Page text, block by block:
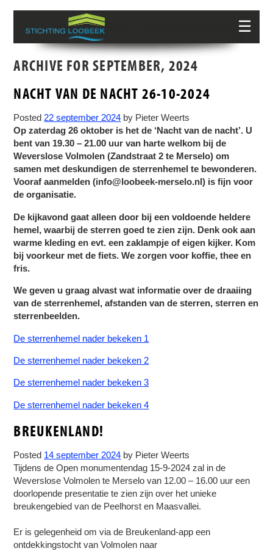
☰
ARCHIVE FOR SEPTEMBER, 2024
NACHT VAN DE NACHT 26-10-2024
Posted22 september 2024 by Pieter Weerts
Op zaterdag 26 oktober is het de ‘Nacht van de nacht’. U
bent van 19.30 – 21.00 uur van harte welkom bij de
Weverslose Volmolen (Zandstraat 2 te Merselo) om
samen met deskundigen de sterrenhemel te bewonderen.
Vooraf aanmelden (info@loobeek-merselo.nl) is fijn voor
de organisatie.
De kijkavond gaat alleen door bij een voldoende heldere
hemel, waarbij de sterren goed te zien zijn. Denk ook aan
warme kleding en evt. een zaklampje of eigen kijker. Kom
bij voorkeur met de fiets. We zorgen voor koffie, thee en
fris.
We geven u graag alvast wat informatie over de draaiing
van de sterrenhemel, afstanden van de sterren, sterren en
sterrenbeelden.
De sterrenhemel nader bekeken 1
De sterrenhemel nader bekeken 2
De sterrenhemel nader bekeken 3
De sterrenhemel nader bekeken 4
BREUKENLAND!
Posted 14 september 2024 by Pieter Weerts
Tijdens de Open monumentendag 15-9-2024 zal in de
Weverslose Volmolen te Merselo van 12.00 – 16.00 uur een
doorlopende presentatie te zien zijn over het unieke
breukengebied van de Peelhorst en Maasvallei.
Er is gelegenheid om via de Breukenland-app een
ontdekkingstocht van Volmolen naar